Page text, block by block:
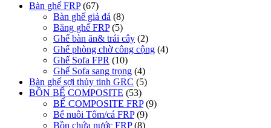
Bàn ghế FRP (67)
Bàn ghế giả đá (8)
Băng ghế FRP (5)
Ghế bàn ăn& trái cây (2)
Ghế phòng chờ công cộng (4)
Ghế Sofa FPR (10)
Ghế Sofa sang trọng (4)
Bàn ghế sợi thủy tinh GRC (5)
BỒN BỂ COMPOSITE (53)
BỂ COMPOSITE FRP (9)
Bể nuôi Tôm/cá FRP (9)
Bồn chứa nước FRP (8)